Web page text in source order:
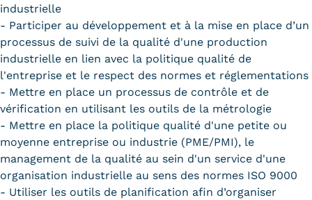
industrielle
- Participer au développement et à la mise en place d’un
processus de suivi de la qualité d'une production
industrielle en lien avec la politique qualité de
l'entreprise et le respect des normes et réglementations
- Mettre en place un processus de contrôle et de
vérification en utilisant les outils de la métrologie
- Mettre en place la politique qualité d'une petite ou
moyenne entreprise ou industrie (PME/PMI), le
management de la qualité au sein d'un service d'une
organisation industrielle au sens des normes ISO 9000
- Utiliser les outils de planification afin d’organiser